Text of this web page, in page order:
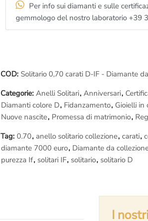
– Se vieni a visitarci di persona avrai una
vedrai dal vivo le differenze di colore,
BGMcon lente emicroscopio; una
–CertificazioneinternazionaleGIA America
– Incisione interna al gambo dell’anello
– Confezione regalo
– Spedizione assicurata e garantita: Sei
– Regolarefattura di acquistoiva inclusa:
acquisti sono regolarmenteivati e fatturati
; tranquillo, non devi
Per info sui diamanti e sulle
gemmologo del nostro laboratorio +39
COD: Solitario 0,70 carati D-IF - Diamante
Categorie: Anelli Solitari, Anniversari,
Diamanti colore D, Fidanzamento, Gioielli in
Nuove nascite, Promessa di matrimonio,
Tag: 0.70, anello solitario collezione, carati,
diamante 7000 euro, Diamante da
purezza If, solitari IF, solitario, solitario D
I